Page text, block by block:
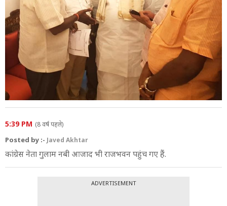
5:39 PM (8 वर्ष पहले)
Posted by :- Javed Akhtar
कांग्रेस नेता गुलाम नबी आजाद भी राजभवन पहुंच गए हैं.
ADVERTISEMENT